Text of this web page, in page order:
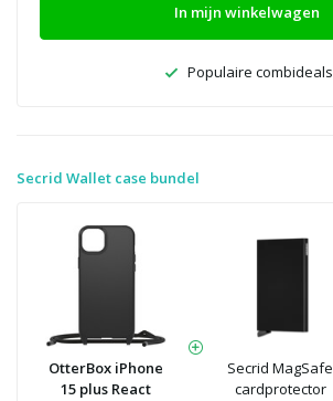
In mijn winkelwagen
Populaire combideals
Secrid Wallet case bundel
OtterBox iPhone
15 plus React
Secrid MagSafe
cardprotector